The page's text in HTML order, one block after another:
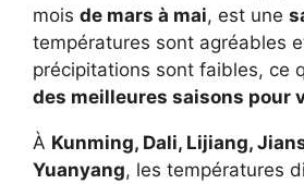
mois de mars à mai, est une
températures sont agréables
précipitations sont faibles, ce
des meilleures saisons pour
À Kunming, Dali, Lijiang,
Yuanyang, les températures